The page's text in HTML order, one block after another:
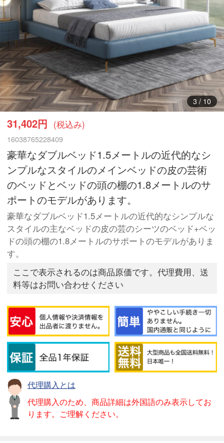
3/ 10
31,402円 (税込み)
16038765228409
豪華なダブルベッド1.5メートルの近代的なシ
ンプルなスタイルのメインベッドの皮の芸術
のベッドとベッドの頭の棚の1.8メートルのサ
ポートのモデルがあります。
豪華なダブルベッド1.5メートルの近代的なシンプルな
スタイルの主なベッドの皮の芸のシーツのベッド+ベッ
ドの頭の棚の1.8メートルのサポートのモデルがありま
す。
ここで表示されるのは商品原価です。代理費用、送
料等はお問い合わせください
代理購入とは
代理購入のため、商品詳細は外国語のみ表示してお
ります。ご理解ください。